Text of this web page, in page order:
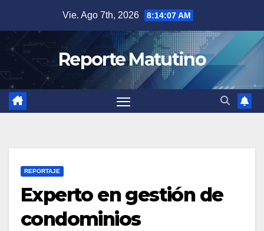
contenido
Vie. Ago 7th, 2026 8:14:08 AM
Reporte Matutino
REPORTAJE
Experto en gestión de
condominios